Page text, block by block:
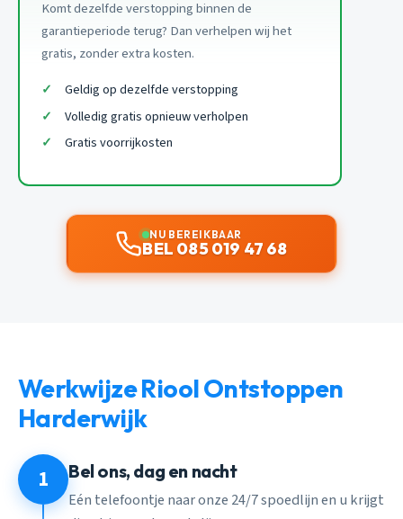
Komt dezelfde verstopping binnen de
garantieperiode terug? Dan verhelpen wij het
gratis, zonder extra kosten.
Geldig op dezelfde verstopping
Volledig gratis opnieuw verholpen
Gratis voorrijkosten
NU BEREIKBAAR
BEL 085 019 47 68
Werkwijze Riool Ontstoppen
Harderwijk
1 Bel ons, dag en nacht
Eén telefoontje naar onze 24/7 spoedlijn en u krijgt